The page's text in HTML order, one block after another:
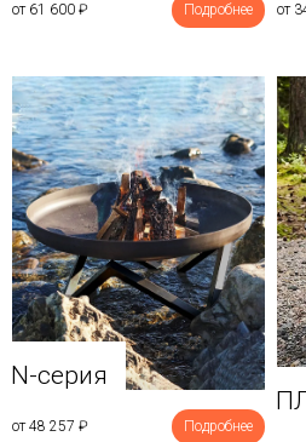
от 61 600 ₽ Подробнее от
N-серия
от 48 257 ₽ Подробнее